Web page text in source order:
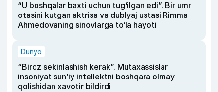
“U boshqalar baxti uchun tug‘ilgan edi”. Bir umr
otasini kutgan aktrisa va dublyaj ustasi Rimma
Ahmedovaning sinovlarga to‘la hayoti
Dunyo
“Biroz sekinlashish kerak”. Mutaxassislar
insoniyat sun’iy intellektni boshqara olmay
qolishidan xavotir bildirdi